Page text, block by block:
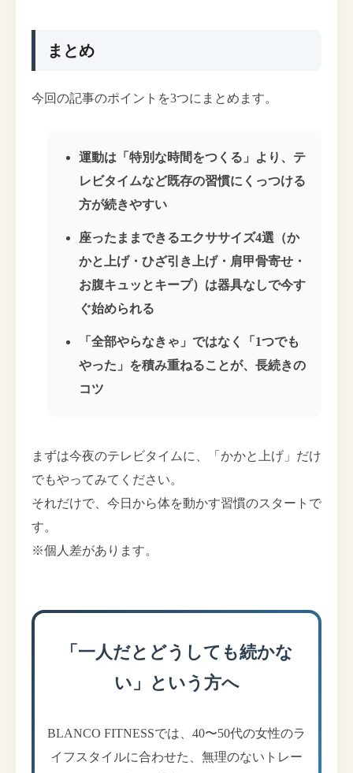
まとめ
今回の記事のポイントを3つにまとめます。
運動は「特別な時間をつくる」より、テ
レビタイムなど既存の習慣にくっつける
方が続きやすい
座ったままできるエクササイズ4選（か
かと上げ・ひざ引き上げ・肩甲骨寄せ・
お腹キュッとキープ）は器具なしで今す
ぐ始められる
「全部やらなきゃ」ではなく「1つでも
やった」を積み重ねることが、長続きの
コツ
まずは今夜のテレビタイムに、「かかと上げ」だけ
でもやってみてください。
それだけで、今日から体を動かす習慣のスタートで
す。
※個人差があります。
「一人だとどうしても続かな
い」という方へ
BLANCO FITNESSでは、40〜50代の女性のラ
イフスタイルに合わせた、無理のないトレー